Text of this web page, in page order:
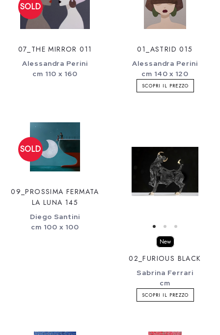
07_THE MIRROR 011
Alessandra Perini
cm 110 x 160
01_ASTRID 015
Alessandra Perini
cm 140 x 120
SCOPRI IL PREZZO
09_PROSSIMA FERMATA
LA LUNA 145
Diego Santini
cm 100 x 100
New
02_FURIOUS BLACK
Sabrina Ferrari
cm
SCOPRI IL PREZZO